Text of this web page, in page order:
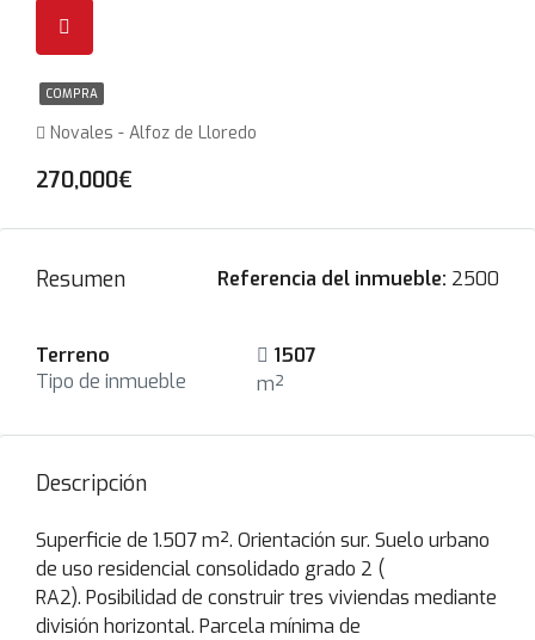
COMPRA
Novales - Alfoz de Lloredo
270,000€
Resumen Referencia del inmueble: 2500
Terreno
Tipo de inmueble
1507
m²
Descripción
Superficie de 1.507 m². Orientación sur. Suelo urbano
de uso residencial consolidado grado 2 (
RA2). Posibilidad de construir tres viviendas mediante
división horizontal. Parcela mínima de